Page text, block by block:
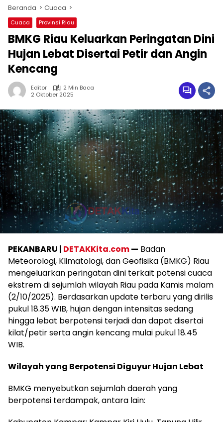
Beranda Cuaca
Cuaca Provinsi Riau
BMKG Riau Keluarkan Peringatan Dini
Hujan Lebat Disertai Petir dan Angin
Kencang
Editor
2 Min Baca
2 Oktober 2025
PEKANBARU | DETAKKita.com— Badan
Meteorologi, Klimatologi, dan Geofisika (BMKG) Riau
mengeluarkan peringatan dini terkait potensi cuaca
ekstrem di sejumlah wilayah Riau pada Kamis malam
(2/10/2025). Berdasarkan update terbaru yang dirilis
pukul 18.35 WIB, hujan dengan intensitas sedang
hingga lebat berpotensi terjadi dan dapat disertai
kilat/petir serta angin kencang mulai pukul 18.45
WIB.
Wilayah yang Berpotensi Diguyur Hujan Lebat
BMKG menyebutkan sejumlah daerah yang
berpotensi terdampak, antara lain: